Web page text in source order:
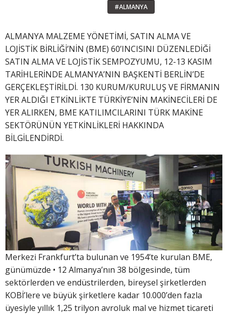
#ALMANYA
ALMANYA MALZEME YÖNETİMİ, SATIN ALMA VE
LOJİSTİK BİRLİĞİ’NİN (BME) 60’INCISINI DÜZENLEDİĞİ
SATIN ALMA VE LOJİSTİK SEMPOZYUMU, 12-13 KASIM
TARİHLERİNDE ALMANYA’NIN BAŞKENTİ BERLİN’DE
GERÇEKLEŞTİRİLDİ. 130 KURUM/KURULUŞ VE FİRMANIN
YER ALDIĞI ETKİNLİKTE TÜRKİYE’NİN MAKİNECİLERİ DE
YER ALIRKEN, BME KATILIMCILARINI TÜRK MAKİNE
SEKTÖRÜNÜN YETKİNLİKLERİ HAKKINDA
BİLGİLENDİRDİ.
Merkezi Frankfurt’ta bulunan ve 1954’te kurulan BME,
günümüzde • 12 Almanya’nın 38 bölgesinde, tüm
sektörlerden ve endüstrilerden, bireysel şirketlerden
KOBİ’lere ve büyük şirketlere kadar 10.000’den fazla
üyesiyle yıllık 1,25 trilyon avroluk mal ve hizmet ticareti